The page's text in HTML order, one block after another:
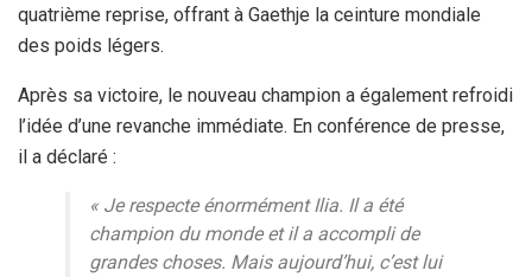
quatrième reprise, offrant à Gaethje la ceinture mondiale
des poids légers.
Après sa victoire, le nouveau champion a également refroidi
l’idée d’une revanche immédiate. En conférence de presse,
il a déclaré :
« Je respecte énormément Ilia. Il a été
champion du monde et il a accompli de
grandes choses. Mais aujourd’hui, c’est lui